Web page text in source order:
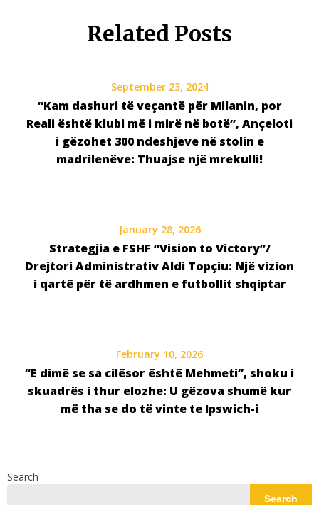
Related Posts
September 23, 2024
“Kam dashuri të veçantë për Milanin, por
Reali është klubi më i mirë në botë”, Ançeloti
i gëzohet 300 ndeshjeve në stolin e
madrilenëve: Thuajse një mrekulli!
January 28, 2026
Strategjia e FSHF “Vision to Victory”/
Drejtori Administrativ Aldi Topçiu: Një vizion
i qartë për të ardhmen e futbollit shqiptar
February 10, 2026
“E dimë se sa cilësor është Mehmeti”, shoku i
skuadrës i thur elozhe: U gëzova shumë kur
më tha se do të vinte te Ipswich-i
Search
Search